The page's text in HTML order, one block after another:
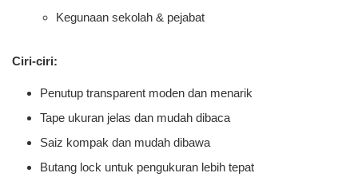
Kegunaan sekolah & pejabat
Ciri-ciri:
Penutup transparent moden dan menarik
Tape ukuran jelas dan mudah dibaca
Saiz kompak dan mudah dibawa
Butang lock untuk pengukuran lebih tepat